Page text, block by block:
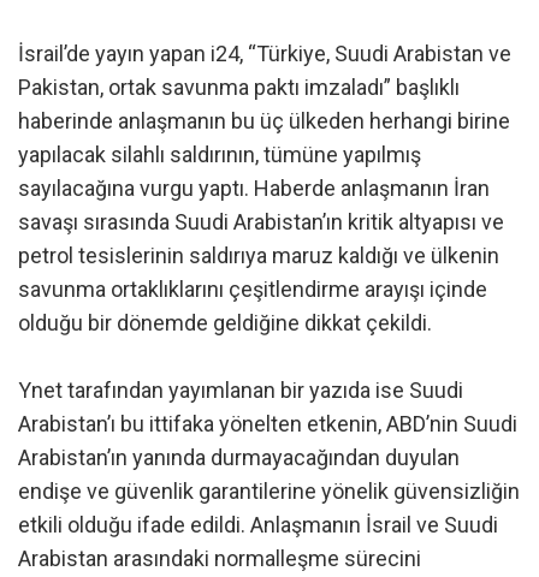
İsrail’de yayın yapan i24, “Türkiye, Suudi Arabistan ve
Pakistan, ortak savunma paktı imzaladı” başlıklı
haberinde anlaşmanın bu üç ülkeden herhangi birine
yapılacak silahlı saldırının, tümüne yapılmış
sayılacağına vurgu yaptı. Haberde anlaşmanın İran
savaşı sırasında Suudi Arabistan’ın kritik altyapısı ve
petrol tesislerinin saldırıya maruz kaldığı ve ülkenin
savunma ortaklıklarını çeşitlendirme arayışı içinde
olduğu bir dönemde geldiğine dikkat çekildi.
Ynet tarafından yayımlanan bir yazıda ise Suudi
Arabistan’ı bu ittifaka yönelten etkenin, ABD’nin Suudi
Arabistan’ın yanında durmayacağından duyulan
endişe ve güvenlik garantilerine yönelik güvensizliğin
etkili olduğu ifade edildi. Anlaşmanın İsrail ve Suudi
Arabistan arasındaki normalleşme sürecini